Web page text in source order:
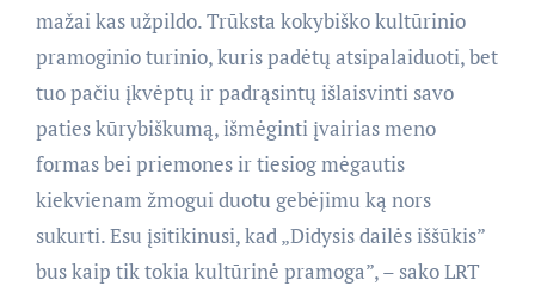
mažai kas užpildo. Trūksta kokybiško kultūrinio
pramoginio turinio, kuris padėtų atsipalaiduoti, bet
tuo pačiu įkvėptų ir padrąsintų išlaisvinti savo
paties kūrybiškumą, išmėginti įvairias meno
formas bei priemones ir tiesiog mėgautis
kiekvienam žmogui duotu gebėjimu ką nors
sukurti. Esu įsitikinusi, kad „Didysis dailės iššūkis”
bus kaip tik tokia kultūrinė pramoga”, – sako LRT